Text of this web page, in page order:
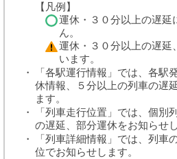
【凡例】
運休・３０分以上の遅延
ん。
運休・３０分以上の遅延
います。
「各駅運行情報」では、各駅
休情報、５分以上の列車の遅
ます。
「列車走行位置」では、個別
の遅延、部分運休をお知らせし
「列車詳細情報」では、列車
位でお知らせします。